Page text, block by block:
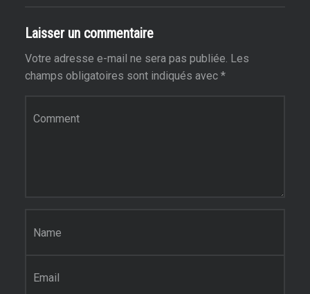
Laisser un commentaire
Votre adresse e-mail ne sera pas publiée. Les
champs obligatoires sont indiqués avec *